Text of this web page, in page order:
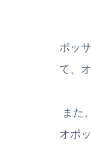
ポッ
て、
また
オポ